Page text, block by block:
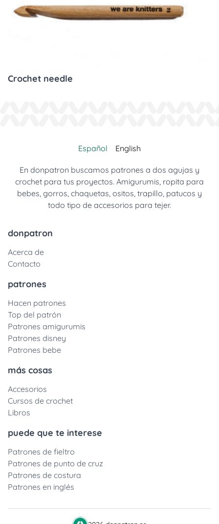
Crochet needle
Español English
En donpatron buscamos patrones a dos agujas y
crochet para tus proyectos. Amigurumis, ropita para
bebes, gorros, chaquetas, ositos, trapillo, patucos y
todo tipo de accesorios para tejer.
donpatron
Acerca de
Contacto
patrones
Hacen patrones
Top del patrón
Patrones amigurumis
Patrones disney
Patrones bebe
más cosas
Accesorios
Cursos de crochet
Libros
puede que te interese
Patrones de fieltro
Patrones de punto de cruz
Patrones de costura
Patrones en inglés